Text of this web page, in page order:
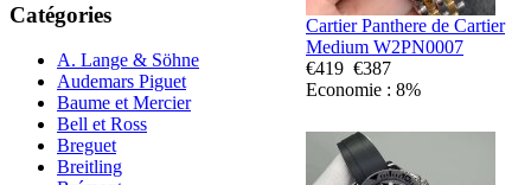
Catégories
A. Lange & Söhne
Audemars Piguet
Baume et Mercier
Bell et Ross
Breguet
Breitling
Cartier Panthere de Cartier
Medium W2PN0007
€419 €387
Economie : 8%